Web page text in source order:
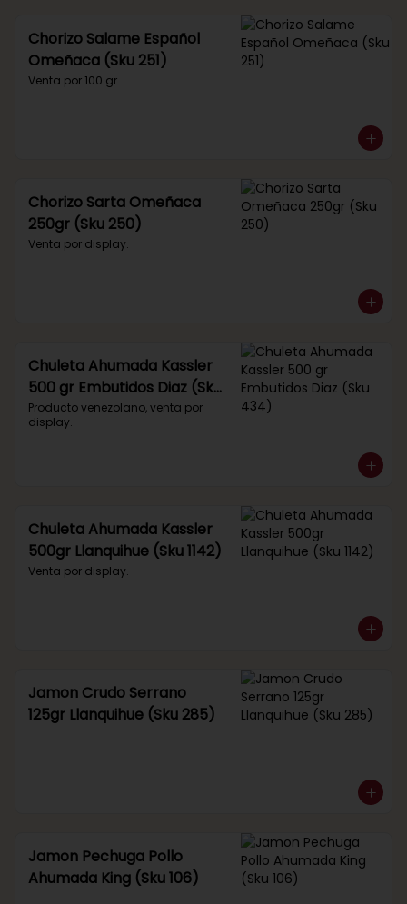
Chorizo Salame Español
Omeñaca (Sku 251)
Venta por 100 gr.
Chorizo Sarta Omeñaca
250gr (Sku 250)
Venta por display.
Chuleta Ahumada Kassler
500 gr Embutidos Diaz (Sku
434)
Producto venezolano, venta por
display.
Chuleta Ahumada Kassler
500gr Llanquihue (Sku 1142)
Venta por display.
Jamon Crudo Serrano
125gr Llanquihue (Sku 285)
Jamon Pechuga Pollo
Ahumada King (Sku 106)